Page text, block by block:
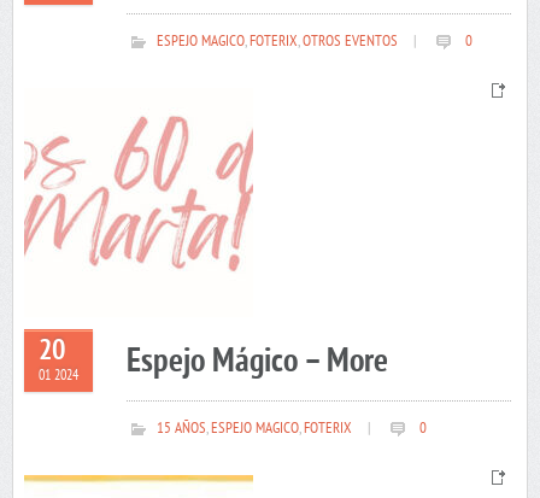
ESPEJO MAGICO,FOTERIX,OTROS EVENTOS 0
20
01 2024 Espejo Mágico – More
15 AÑOS,ESPEJO MAGICO,FOTERIX 0